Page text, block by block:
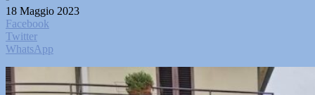
18 Maggio 2023
Facebook
Twitter
WhatsApp